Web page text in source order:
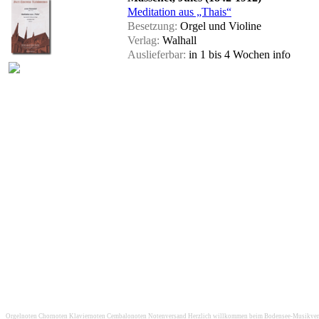
Meditation aus „Thais“
Besetzung: Orgel und Violine
Verlag: Walhall
Auslieferbar: in 1 bis 4 Wochen info
Orgelnoten Chornoten Klaviernoten Cembalonoten Notenversand Herzlich willkommen beim Bodensee-